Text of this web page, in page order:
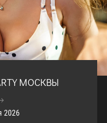
МОСКВЫ
2026